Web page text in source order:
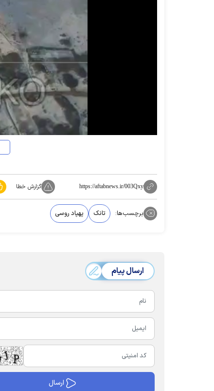
https://aftabnews.ir/003Qxy گزارش خطا
برچسب‌ها: تانک پهپاد روسی
ارسال پیام